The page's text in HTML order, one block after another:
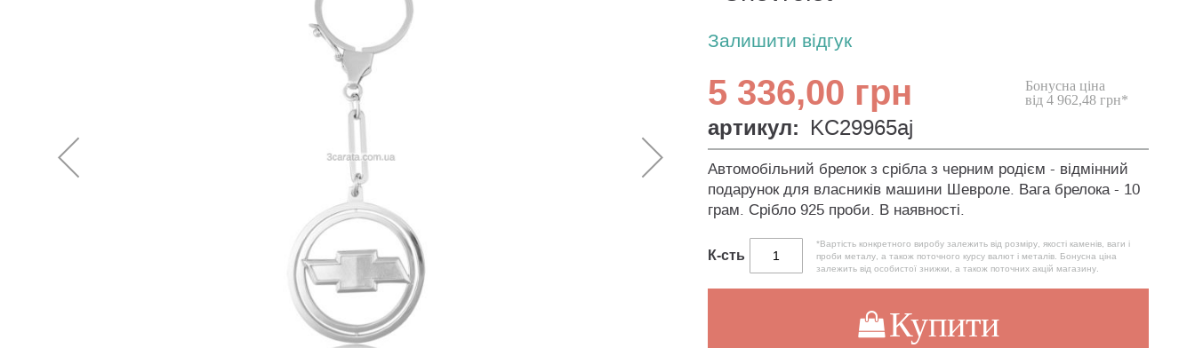
Залишити відгук
5 336,00 грн
Бонусна ціна
від 4 962,48 грн*
артикул: KC29965aj
Автомобільний брелок з срібла з черним родієм - відмінний
подарунок для власників машини Шевроле. Вага брелока - 10
грам. Срібло 925 проби. В наявності.
К-сть
*Вартість конкретного виробу залежить від розміру, якості каменів, ваги і
проби металу, а також поточного курсу валют і металів. Бонусна ціна
залежить від особистої знижки, а також поточних акцій магазину.
Купити